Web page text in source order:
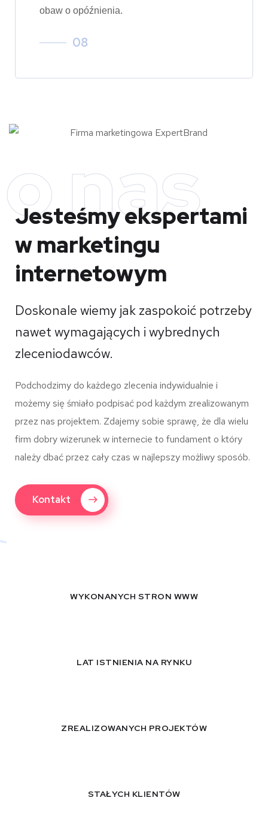
obaw o opóźnienia.
08
o nas
Jesteśmy ekspertami
w marketingu
internetowym
Doskonale wiemy jak zaspokoić potrzeby
nawet wymagających i wybrednych
zleceniodawców.
Podchodzimy do każdego zlecenia indywidualnie i
możemy się śmiało podpisać pod każdym zrealizowanym
przez nas projektem. Zdajemy sobie sprawę, że dla wielu
firm dobry wizerunek w internecie to fundament o który
należy dbać przez cały czas w najlepszy możliwy sposób.
Kontakt
WYKONANYCH STRON WWW
LAT ISTNIENIA NA RYNKU
ZREALIZOWANYCH PROJEKTÓW
STAŁYCH KLIENTÓW